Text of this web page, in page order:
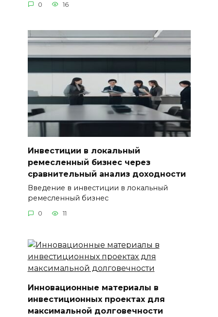
0 16
Инвестиции в локальный
ремесленный бизнес через
сравнительный анализ доходности
Введение в инвестиции в локальный
ремесленный бизнес
0 11
Инновационные материалы в
инвестиционных проектах для
максимальной долговечности